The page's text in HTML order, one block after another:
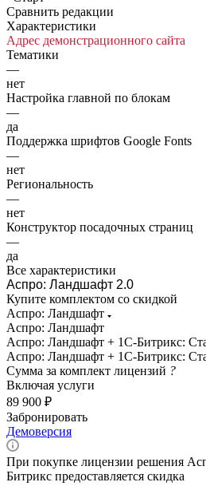
Сравнить редакции
Характеристики
Адрес демонстрационного сайта
Тематики
—
нет
Настройка главной по блокам
—
да
Поддержка шрифтов Google Fonts
—
нет
Региональность
—
нет
Конструктор посадочных страниц
—
да
Все характеристики
Аспро: Ландшафт 2.0
Купите комплектом со скидкой
Аспро: Ландшафт
Аспро: Ландшафт
Аспро: Ландшафт + 1С-Битрикс:
Аспро: Ландшафт + 1С-Битрикс:
Сумма за комплект лицензий ?
Включая услуги
89 900 ₽
Забронировать
Демоверсия
При покупке лицензии решения
Битрикс предоставляется скидка